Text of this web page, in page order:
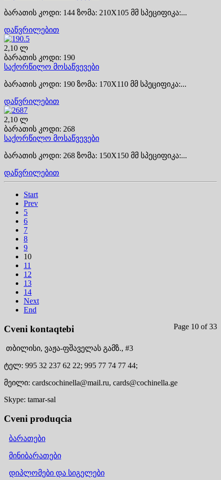
ბარათის კოდი: 144 ზომა: 210X105 მმ სპეციფიკა:...
დაწვრილებით
2,10 ლ
ბარათის კოდი: 190
საქორწილო მოსაწვევები
ბარათის კოდი: 190 ზომა: 170X110 მმ სპეციფიკა:...
დაწვრილებით
2,10 ლ
ბარათის კოდი: 268
საქორწილო მოსაწვევები
ბარათის კოდი: 268 ზომა: 150X150 მმ სპეციფიკა:...
დაწვრილებით
Start
Prev
5
6
7
8
9
10
11
12
13
14
Next
End
Page 10 of 33
Cveni kontaqtebi
თბილისი, ვაჟა-ფშაველას გამზ., #3
ტელ: 995 32 237 62 22; 995 77 74 77 44;
მეილი: cardscochinella@mail.ru, cards@cochinella.ge
Skype: tamar-sal
Cveni produqcia
ბარათები
მინიბარათები
დიპლომები და სიგელები